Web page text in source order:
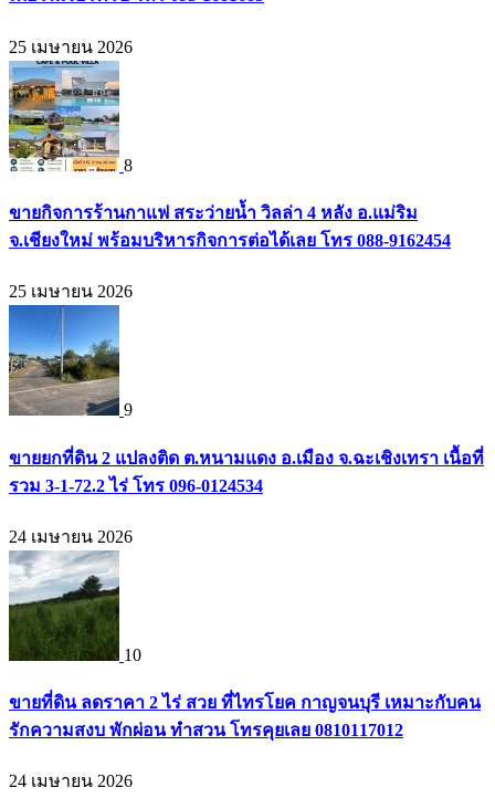
25 เมษายน 2026
8
ขายกิจการร้านกาแฟ สระว่ายน้ำ วิลล่า 4 หลัง อ.แม่ริม
จ.เชียงใหม่ พร้อมบริหารกิจการต่อได้เลย โทร 088-9162454
25 เมษายน 2026
9
ขายยกที่ดิน 2 แปลงติด ต.หนามแดง อ.เมือง จ.ฉะเชิงเทรา เนื้อที่
รวม 3-1-72.2 ไร่ โทร 096-0124534
24 เมษายน 2026
10
ขายที่ดิน ลดราคา 2 ไร่ สวย ที่ไทรโยค กาญจนบุรี เหมาะกับคน
รักความสงบ พักผ่อน ทำสวน โทรคุยเลย 0810117012
24 เมษายน 2026